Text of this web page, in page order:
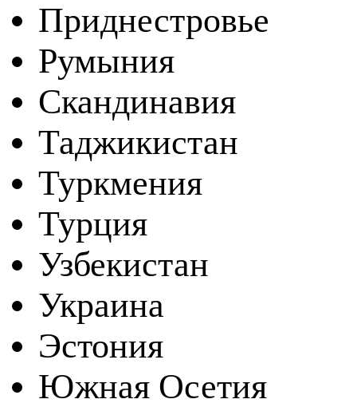
Приднестровье
Румыния
Скандинавия
Таджикистан
Туркмения
Турция
Узбекистан
Украина
Эстония
Южная Осетия